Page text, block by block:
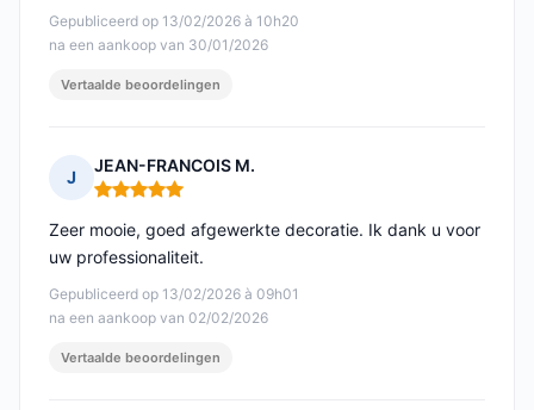
Gepubliceerd op 13/02/2026 à 10h20
na een aankoop van 30/01/2026
Vertaalde beoordelingen
J
JEAN-FRANCOIS M.
Opmerking: 5 van 5
Gepubliceerd op 13/02/2026 à 09h01
na een aankoop van 02/02/2026
Zeer mooie, goed afgewerkte decoratie. Ik dank u voor
uw professionaliteit.
Vertaalde beoordelingen